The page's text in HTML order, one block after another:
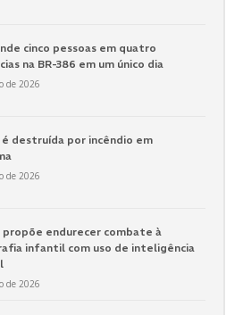
cinco pessoas em quatro
na BR-386 em um único dia
de 2026
é destruída por incêndio em
de 2026
endurecer combate à
infantil com uso de inteligência
de 2026